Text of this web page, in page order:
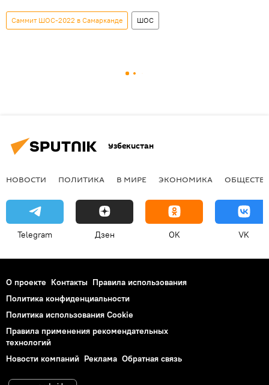
Саммит ШОС-2022 в Самарканде ШОС
Узбекистан
НОВОСТИ ПОЛИТИКА В МИРЕ ЭКОНОМИКА
Telegram Дзен OK VK
О проекте Контакты Правила использования
Политика конфиденциальности
Политика использования Cookie
Правила применения рекомендательных
технологий
Новости компаний Реклама Обратная связь